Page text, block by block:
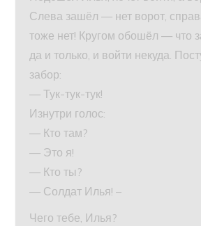
Слева зашёл — нет ворот,
тоже нет! Кругом обошёл — что
да и только, и войти некуда.
забор:
— Тук-тук-тук!
Изнутри голос:
— Кто там?
— Это я!
— Кто ты?
— Солдат Илья! –
Чего тебе, Илья?